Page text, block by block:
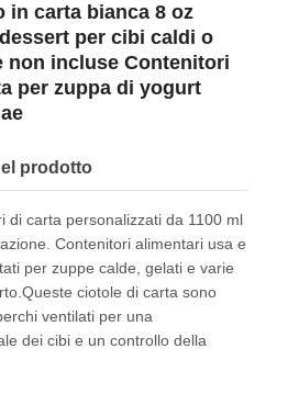
in carta bianca 8 oz
per cibi caldi o
non incluse Contenitori
per zuppa di yogurt
prodotto
di carta personalizzati da 1100 ml
Contenitori alimentari usa e
per zuppe calde, gelati e varie
ciotole di carta sono
ventilati per una
dei cibi e un controllo della